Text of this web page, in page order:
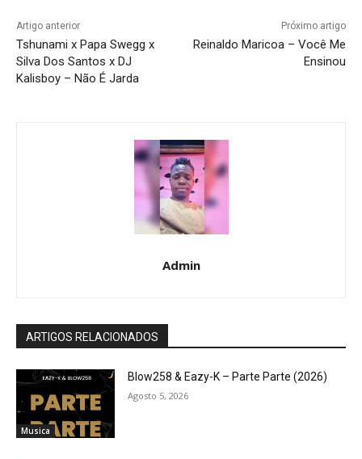
Artigo anterior
Tshunami x Papa Swegg x
Silva Dos Santos x DJ
Kalisboy – Não É Jarda
Próximo artigo
Reinaldo Maricoa – Você Me
Ensinou
Admin
ARTIGOS RELACIONADOS
Musica
Blow258 & Eazy-K – Parte Parte (2026)
Agosto 5, 2026